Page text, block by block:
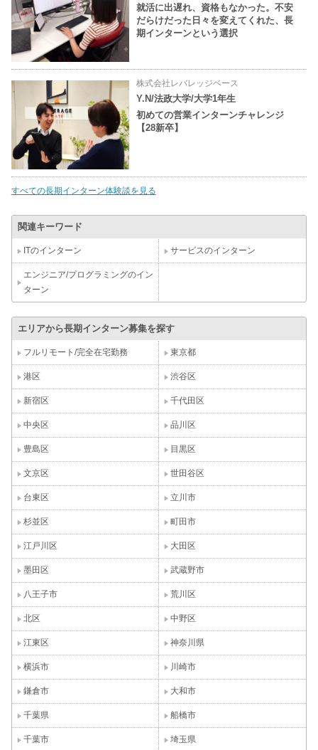
就活に出遅れ、資格もなかった。不安
だらけだった日々を変えてくれた、長
期インターンという選択
株式会社レバレッジベース
Y.N/法政大学/大学1年生
初めての営業インターンチャレンジ
【28新卒】
すべての長期インターン体験談を見る
関連キーワード
ITのインターン サービスのインターン
エンジニア/プログラミングのイン
ターン
エリアから長期インターン募集を探す
フルリモート/完全在宅勤務 東京都
港区 渋谷区
新宿区 千代田区
中央区 品川区
豊島区 目黒区
文京区 世田谷区
台東区 立川市
杉並区 町田市
江戸川区 大田区
墨田区 武蔵野市
八王子市 荒川区
北区 中野区
江東区 神奈川県
横浜市 川崎市
鎌倉市 大和市
千葉県 船橋市
千葉市 埼玉県